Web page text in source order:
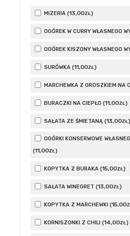
MIZERIA (13,00ZŁ)
OGÓREK W CURRY WŁASNEGO
OGÓREK KISZONY WŁASNEGO
SURÓWKA (11,00ZŁ)
MARCHEWKA Z GROSZKIEM NA
BURACZKI NA CIEPŁO (11,00ZŁ)
SAŁATA ZE ŚMIETANĄ (13,00ZŁ)
OGÓRKI KONSERWOWE
(11,00ZŁ)
KOPYTKA Z BURAKA (15,00ZŁ)
SAŁATA WINEGRET (13,00ZŁ)
KOPYTKA Z MARCHEWKI (15,00
KORNISZONKI Z CHILI (14,00ZŁ)